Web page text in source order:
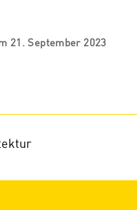
21. September 2023